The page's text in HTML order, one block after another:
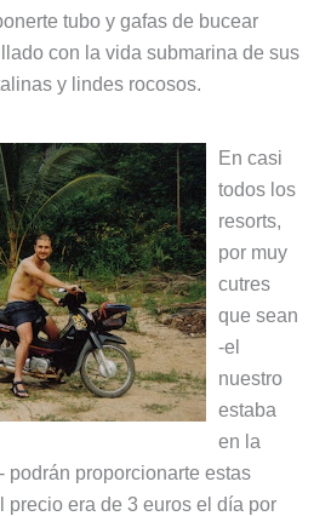
tubo y gafas de bucear
con la vida submarina de sus
y lindes rocosos.
En casi
todos los
resorts,
por muy
cutres
que sean
-el
nuestro
estaba
en la
podrán proporcionarte estas
precio era de 3 euros el día por